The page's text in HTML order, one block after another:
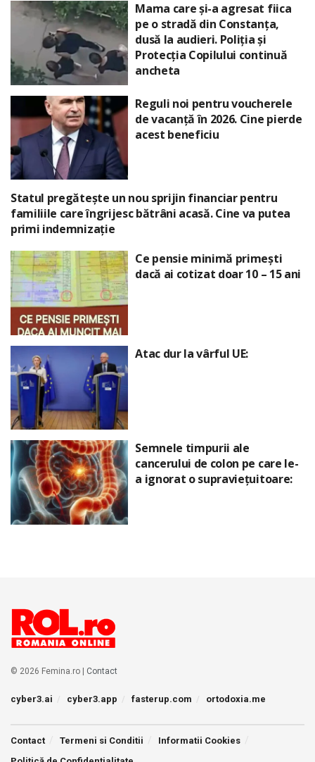
Mama care și-a agresat fiica
pe o stradă din Constanța,
dusă la audieri. Poliția și
Protecția Copilului continuă
ancheta
Reguli noi pentru voucherele
de vacanță în 2026. Cine pierde
acest beneficiu
Statul pregătește un nou sprijin financiar pentru
familiile care îngrijesc bătrâni acasă. Cine va putea
primi indemnizație
Ce pensie minimă primești
dacă ai cotizat doar 10 – 15 ani
Atac dur la vârful UE:
Semnele timpurii ale
cancerului de colon pe care le-
a ignorat o supraviețuitoare:
© 2026 Femina.ro | Contact
cyber3.ai cyber3.app fasterup.com ortodoxia.me
Contact Termeni si Conditii
Informatii Cookies